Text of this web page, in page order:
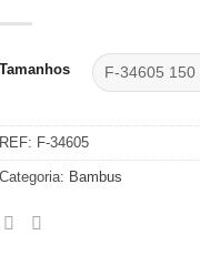
Tamanhos
REF: F-34605
Categoria: Bambus